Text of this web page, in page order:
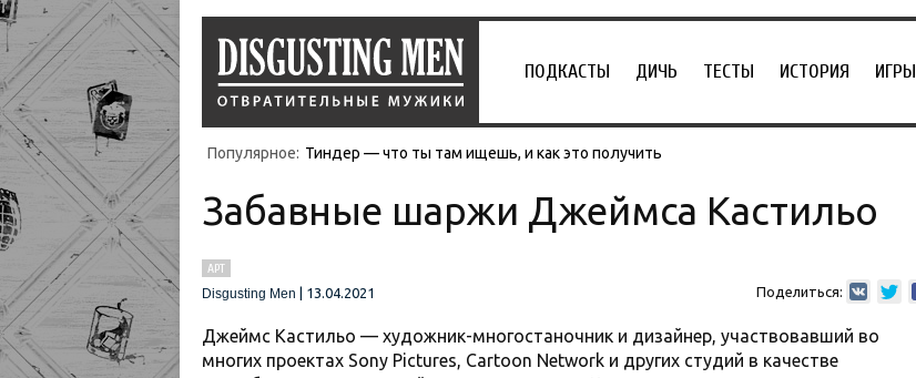
ПОДКАСТЫ ДИЧЬ ТЕСТЫ ИСТОРИЯ ИГРЫ
Популярное: Тиндер — что ты там ищешь, и как это получить
Забавные шаржи Джеймса Кастильо
АРТ
Disgusting Men
13.04.2021 Поделиться:
Джеймс Кастильо — художник-многостаночник и дизайнер, участвовавший во
многих проектах Sony Pictures, Cartoon Network и других студий в качестве